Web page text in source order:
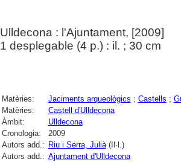
Ulldecona : l'Ajuntament, [2009]
1 desplegable (4 p.) : il. ; 30 cm
Matèries: Jaciments arqueològics ; Castells ;
Matèries:
Castell d'Ulldecona
Àmbit:
Ulldecona
Cronologia:
2009
Autors add.: Riu i Serra, Julià(Il·l.)
Autors add.: Ajuntament d'Ulldecona